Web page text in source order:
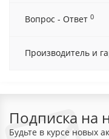
Вопрос - Ответ 0
Производитель и
Подписка на
Будьте в курсе новых